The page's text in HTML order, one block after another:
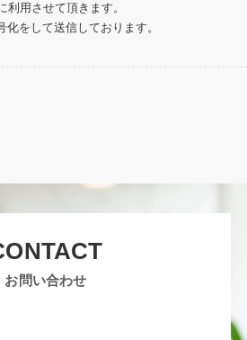
用させて頂きます。
をして送信しております。
お問い合わせ